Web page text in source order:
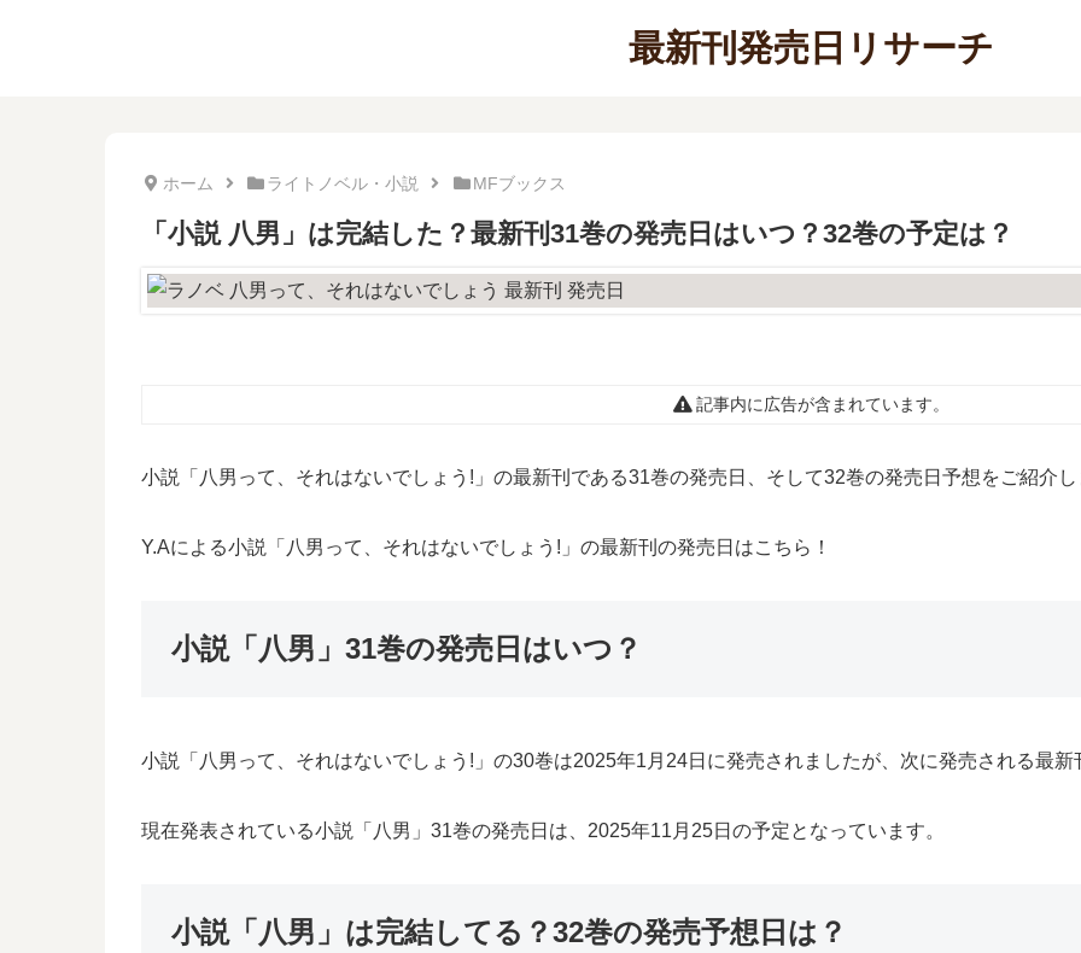
最新刊発売日リサーチ
ホーム ライトノベル・小説 MFブックス
「小説 八男」は完結した？最新刊31巻の発売日はいつ？32巻の予定は？
記事内に広告が含まれています。
小説「八男って、それはないでしょう!」の最新刊である31巻の発売日、そして32巻の発売日予想をご紹介し
Y.Aによる小説「八男って、それはないでしょう!」の最新刊の発売日はこちら！
小説「八男」31巻の発売日はいつ？
小説「八男って、それはないでしょう!」の30巻は2025年1月24日に発売されましたが、次に発売される最新
現在発表されている小説「八男」31巻の発売日は、2025年11月25日の予定となっています。
小説「八男」は完結してる？32巻の発売予想日は？